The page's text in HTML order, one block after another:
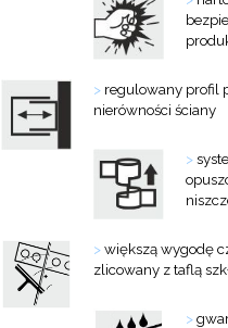
> regulowany profil
nierówności ściany
>
>większą wygodę
zlicowany z taflą
>